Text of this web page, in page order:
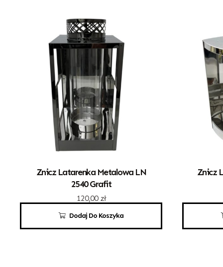
Dodaj Do Koszyka
Znicz Latarenka Metalowa LN
2540 Grafit
120,00 zł
Znicz